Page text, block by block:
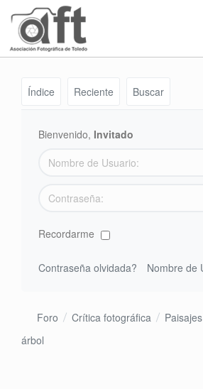
Índice Reciente Buscar
Bienvenido, Invitado
Recordarme
Contraseña olvidada? Nombre de
Foro Crítica fotográfica
árbol